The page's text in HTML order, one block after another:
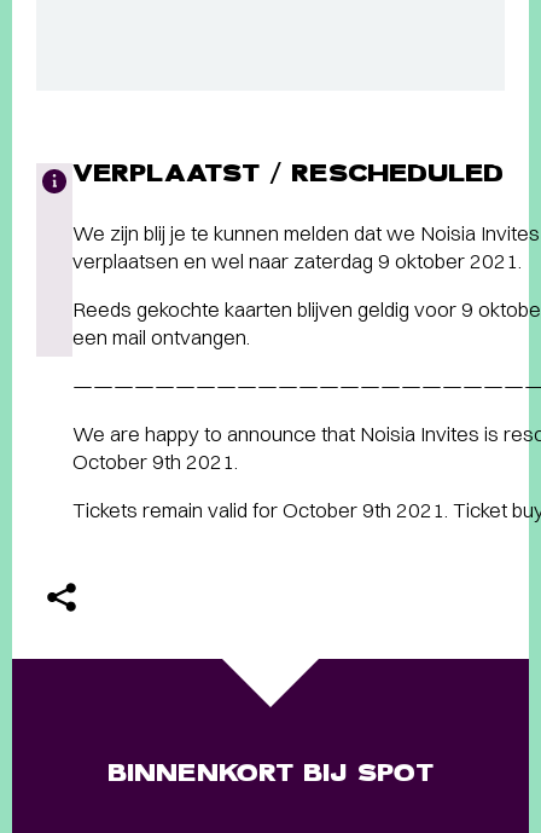
VERPLAATST / RESCHEDULED
We zijn blij je te kunnen melden dat we Noisia
verplaatsen en wel naar zaterdag 9 oktober 2021.
Reeds gekochte kaarten blijven geldig voor 9
een mail ontvangen.
We are happy to announce that Noisia Invites is
October 9th 2021.
Tickets remain valid for October 9th 2021. Ticket
BINNENKORT BIJ SPOT